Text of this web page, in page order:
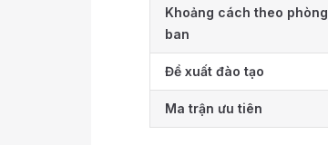
Khoảng cách theo phòng
ban
Đề xuất đào tạo
Ma trận ưu tiên